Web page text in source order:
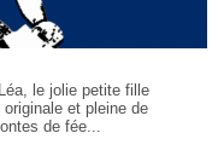
le jolie petite fille
et pleine de
de fée...